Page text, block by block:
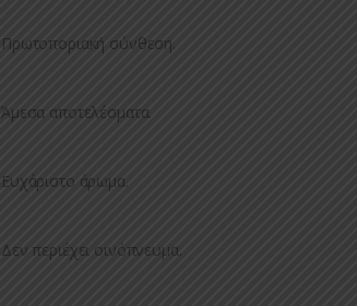
Πρωτοποριακή σύνθεση.
Άμεσα αποτελέσματα.
Ευχάριστο άρωμα.
Δεν περιέχει οινόπνευμα.